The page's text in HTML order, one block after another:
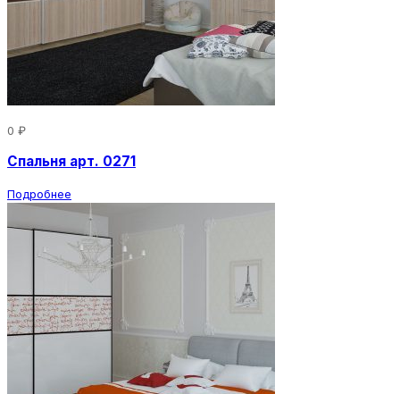
0 ₽
Спальня арт. 0271
Подробнее